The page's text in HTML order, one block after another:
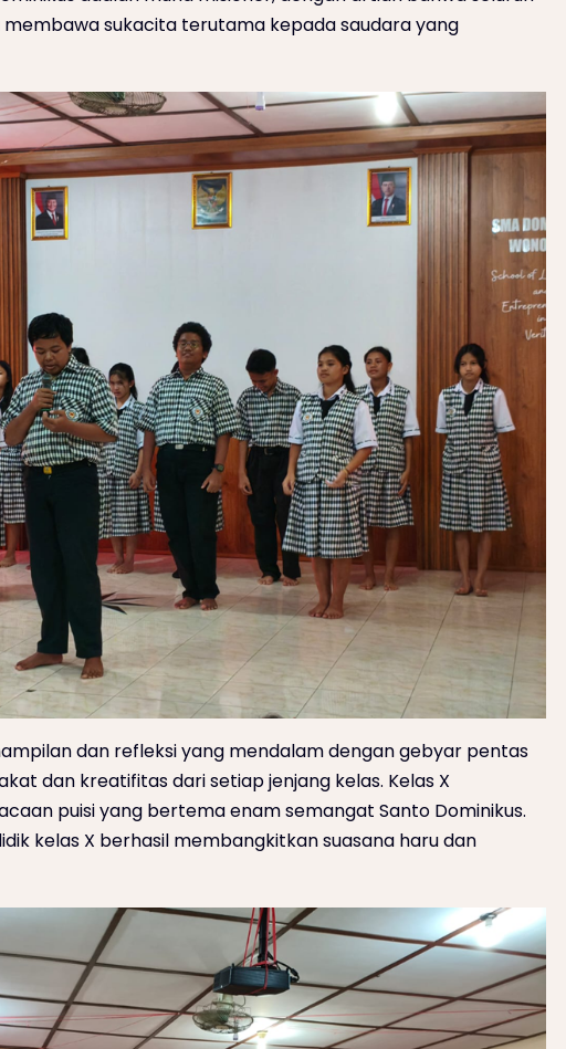
sukacita terutama kepada saudara yang
dan refleksi yang mendalam dengan gebyar pentas
dan kreatifitas dari setiap jenjang kelas. Kelas X
puisi yang bertema enam semangat Santo Dominikus.
kelas X berhasil membangkitkan suasana haru dan